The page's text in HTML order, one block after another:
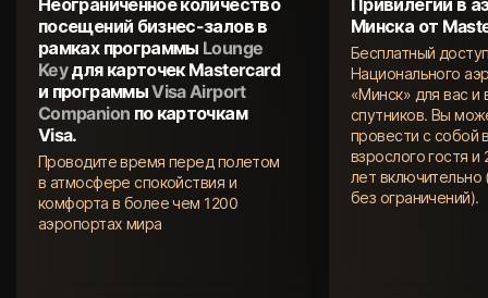
посещений бизнес-залов в
рамках программы Lounge
Keyдля карточек Mastercard
и программыVisa Airport
Companion по карточкам
Visa.
Проводите время перед полетом
в атмосфере спокойствия и
комфорта в более чем 1200
аэропортах мира
Минска от
Бесплатный
Национального
«Минск» для вас и
спутников. Вы
провести с собой
взрослого гостя и
лет включительно
без ограничений).